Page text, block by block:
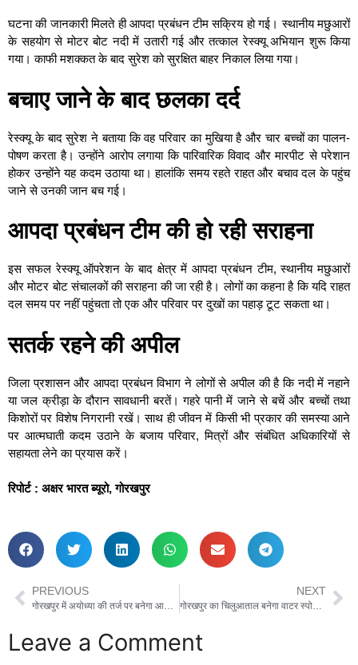
घटना की जानकारी मिलते ही आपदा प्रबंधन टीम सक्रिय हो गई। स्थानीय मछुआरों
के सहयोग से मोटर बोट नदी में उतारी गई और तत्काल रेस्क्यू अभियान शुरू किया
गया। काफी मशक्कत के बाद सुरेश को सुरक्षित बाहर निकाल लिया गया।
बचाए जाने के बाद छलका दर्द
रेस्क्यू के बाद सुरेश ने बताया कि वह परिवार का मुखिया है और चार बच्चों का पालन-
पोषण करता है। उन्होंने आरोप लगाया कि पारिवारिक विवाद और मारपीट से परेशान
होकर उन्होंने यह कदम उठाया था। हालांकि समय रहते राहत और बचाव दल के पहुंच
जाने से उनकी जान बच गई।
आपदा प्रबंधन टीम की हो रही सराहना
इस सफल रेस्क्यू ऑपरेशन के बाद क्षेत्र में आपदा प्रबंधन टीम, स्थानीय मछुआरों
और मोटर बोट संचालकों की सराहना की जा रही है। लोगों का कहना है कि यदि राहत
दल समय पर नहीं पहुंचता तो एक और परिवार पर दुखों का पहाड़ टूट सकता था।
सतर्क रहने की अपील
जिला प्रशासन और आपदा प्रबंधन विभाग ने लोगों से अपील की है कि नदी में नहाने
या जल क्रीड़ा के दौरान सावधानी बरतें। गहरे पानी में जाने से बचें और बच्चों तथा
किशोरों पर विशेष निगरानी रखें। साथ ही जीवन में किसी भी प्रकार की समस्या आने
पर आत्मघाती कदम उठाने के बजाय परिवार, मित्रों और संबंधित अधिकारियों से
सहायता लेने का प्रयास करें।
रिपोर्ट : अक्षर भारत ब्यूरो, गोरखपुर
PREVIOUS NEXT
गोरखपुर का चिलुआताल बनेगा वाटर स्पोर्ट्स का नया केंद्र, सीएम योगी ने किया लोकार्पण
Leave a Comment